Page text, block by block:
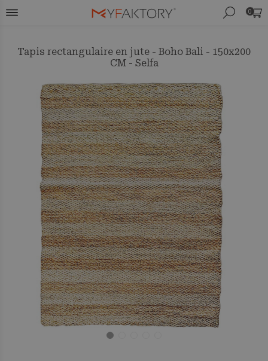
0
Tapis rectangulaire en jute - Boho Bali - 150x200
CM - Selfa